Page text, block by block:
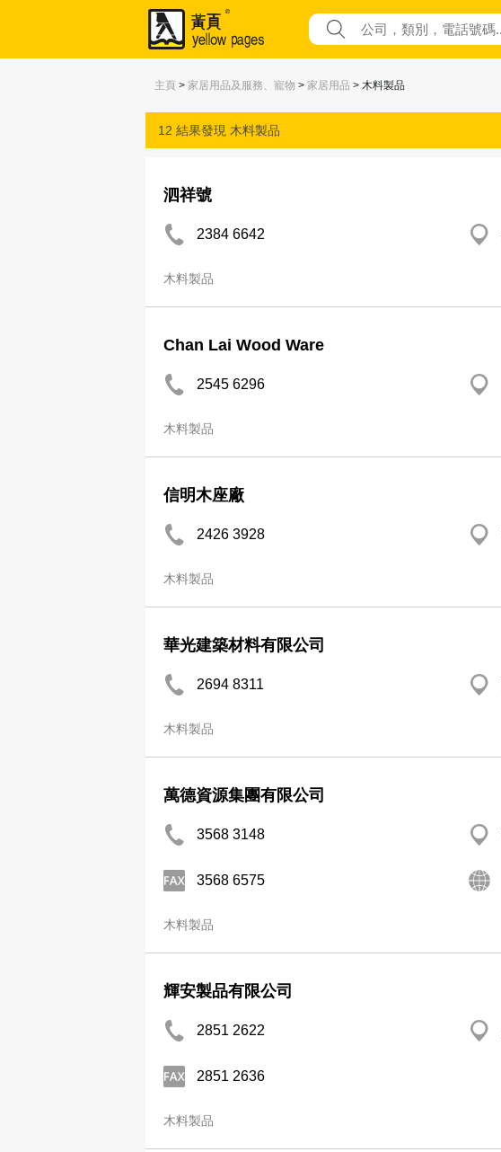
主頁 > 家居用品及服務、寵物 > 家居用品 > 木料製品
12 結果發現 木料製品
泗祥號
2384 6642
木料製品
Chan Lai Wood Ware
2545 6296
木料製品
信明木座廠
2426 3928
木料製品
華光建築材料有限公司
2694 8311
木料製品
萬德資源集團有限公司
3568 3148
3568 6575
木料製品
輝安製品有限公司
2851 2622
2851 2636
木料製品